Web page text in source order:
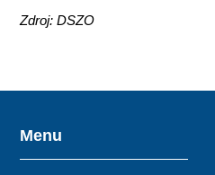
Zdroj: DSZO
Menu